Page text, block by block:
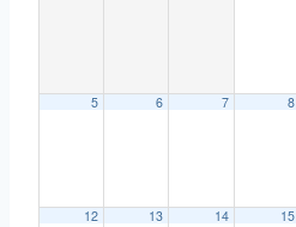
5 6 7 8
12 13 14 15